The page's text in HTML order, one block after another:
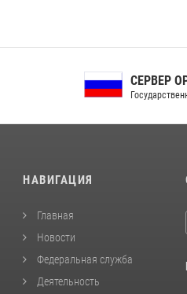
СЕРВЕР ОРГАНОВ
Государственной власти РФ
НАВИГАЦИЯ
Главная
Новости
Федеральная служба
Деятельность